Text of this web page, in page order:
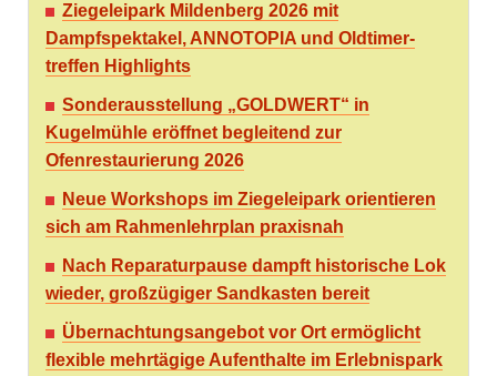
Ziegeleipark Mildenberg 2026 mit
Dampfspektakel, ANNOTOPIA und Oldtimer­
treffen Highlights
Sonderausstellung „GOLDWERT“ in
Kugelmühle eröffnet begleitend zur
Ofenrestaurierung 2026
Neue Workshops im Ziegeleipark orientieren
sich am Rahmenlehrplan praxisnah
Nach Reparaturpause dampft historische Lok
wieder, großzügiger Sandkasten bereit
Übernachtungsangebot vor Ort ermöglicht
flexible mehrtägige Aufenthalte im Erlebnispark